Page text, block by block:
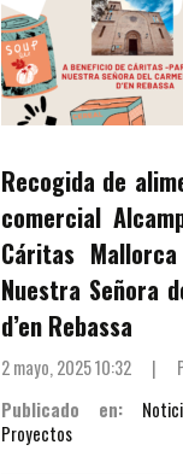
Recogida de
comercial
Cáritas
Nuestra Señora
d’en Rebassa
2 mayo, 2025 10:32 |
Publicado en:
Proyectos